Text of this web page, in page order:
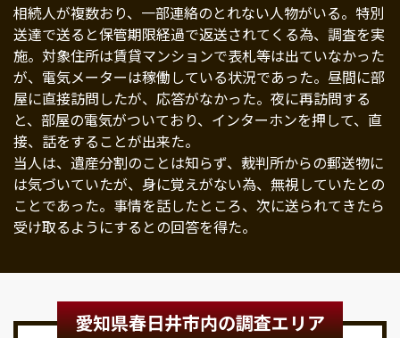
相続人が複数おり、一部連絡のとれない人物がいる。特別
送達で送ると保管期限経過で返送されてくる為、調査を実
施。対象住所は賃貸マンションで表札等は出ていなかった
が、電気メーターは稼働している状況であった。昼間に部
屋に直接訪問したが、応答がなかった。夜に再訪問する
と、部屋の電気がついており、インターホンを押して、直
接、話をすることが出来た。
当人は、遺産分割のことは知らず、裁判所からの郵送物に
は気づいていたが、身に覚えがない為、無視していたとの
ことであった。事情を話したところ、次に送られてきたら
受け取るようにするとの回答を得た。
愛知県春日井市内の調査エリア